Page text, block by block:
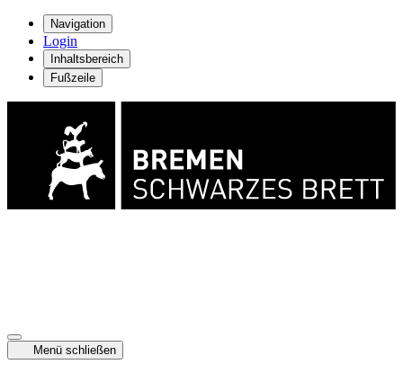
Navigation
Login
Inhaltsbereich
Fußzeile
Menü schließen